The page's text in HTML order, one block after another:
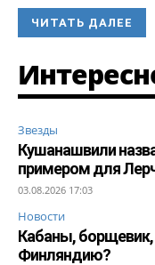
ЧИТАТЬ ДАЛЕЕ
Звезды
Кушанашвили
примером для
03.08.2026 17:03
Новости
Кабаны,
Финляндию?